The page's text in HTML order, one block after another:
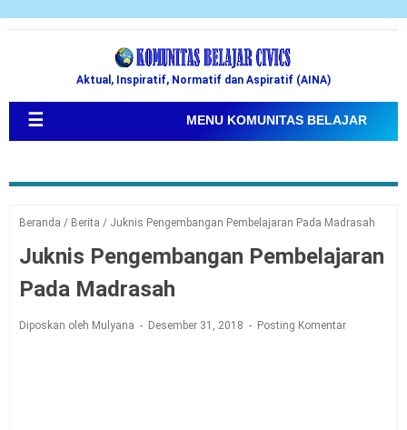
Aktual, Inspiratif, Normatif dan Aspiratif (AINA)
☰ MENU KOMUNITAS BELAJAR
Beranda / Berita / Juknis Pengembangan Pembelajaran Pada Madrasah
Juknis Pengembangan Pembelajaran
Pada Madrasah
Diposkan oleh Mulyana Desember 31, 2018 Posting Komentar